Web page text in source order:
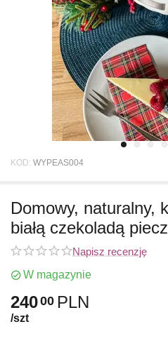
KOD: WYPEAS004
Domowy, naturalny,
białą czekoladą
Napisz recenzję
W magazynie
24000 PLN
/szt